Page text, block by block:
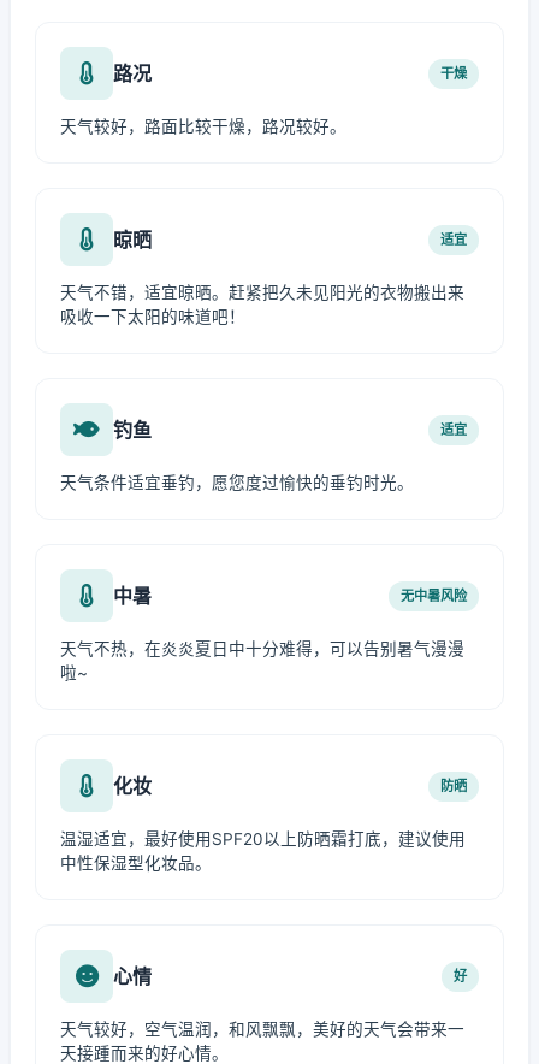
路况 干燥
天气较好，路面比较干燥，路况较好。
晾晒 适宜
天气不错，适宜晾晒。赶紧把久未见阳光的衣物搬出来
吸收一下太阳的味道吧！
钓鱼 适宜
天气条件适宜垂钓，愿您度过愉快的垂钓时光。
中暑 无中暑风险
天气不热，在炎炎夏日中十分难得，可以告别暑气漫漫
啦~
化妆 防晒
温湿适宜，最好使用SPF20以上防晒霜打底，建议使用
中性保湿型化妆品。
心情 好
天气较好，空气温润，和风飘飘，美好的天气会带来一
天接踵而来的好心情。